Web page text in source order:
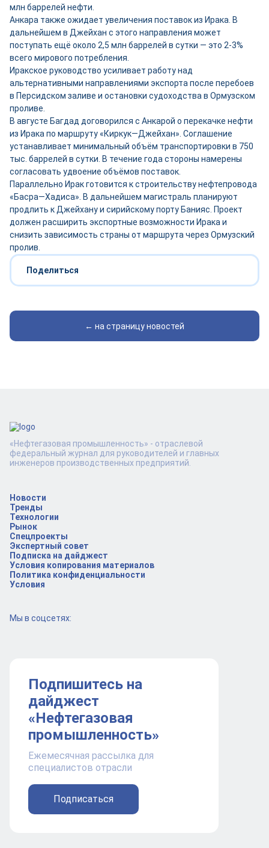
млн баррелей нефти.
Анкара также ожидает увеличения поставок из Ирака. В
дальнейшем в Джейхан с этого направления может
поступать ещё около 2,5 млн баррелей в сутки — это 2-3%
всего мирового потребления.
Иракское руководство усиливает работу над
альтернативными направлениями экспорта после перебоев
в Персидском заливе и остановки судоходства в Ормузском
проливе.
В августе Багдад договорился с Анкарой о перекачке нефти
из Ирака по маршруту «Киркук—Джейхан». Соглашение
устанавливает минимальный объём транспортировки в 750
тыс. баррелей в сутки. В течение года стороны намерены
согласовать удвоение объёмов поставок.
Параллельно Ирак готовится к строительству нефтепровода
«Басра—Хадиса». В дальнейшем магистраль планируют
продлить к Джейхану и сирийскому порту Банияс. Проект
должен расширить экспортные возможности Ирака и
снизить зависимость страны от маршрута через Ормузский
пролив.
Поделиться
← на страницу новостей
Новости
Тренды
Технологии
Рынок
Спецпроекты
Экспертный совет
Подписка на дайджест
Условия копирования материалов
Политика конфиденциальности
Условия
Мы в соцсетях:
Подпишитесь на
дайджест
«Нефтегазовая
промышленность»
Ежемесячная рассылка для
специалистов отрасли
Подписаться
«Нефтегазовая промышленность» - отраслевой
федеральный журнал для руководителей и главных
инженеров производственных предприятий.